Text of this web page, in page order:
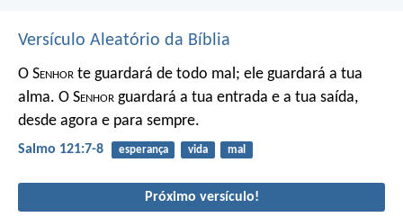
Versículo Aleatório da Bíblia
O Senhor te guardará de todo mal; ele guardará a tua
alma. O Senhor guardará a tua entrada e a tua saída,
desde agora e para sempre.
Salmo 121:7-8 esperança vida mal
Próximo versículo!